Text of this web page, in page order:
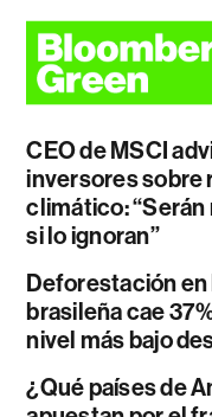
CEO de MSCI
inversores sobre
climático:
si lo ignoran”
Deforestación en
brasileña cae
nivel más bajo
¿Qué países de